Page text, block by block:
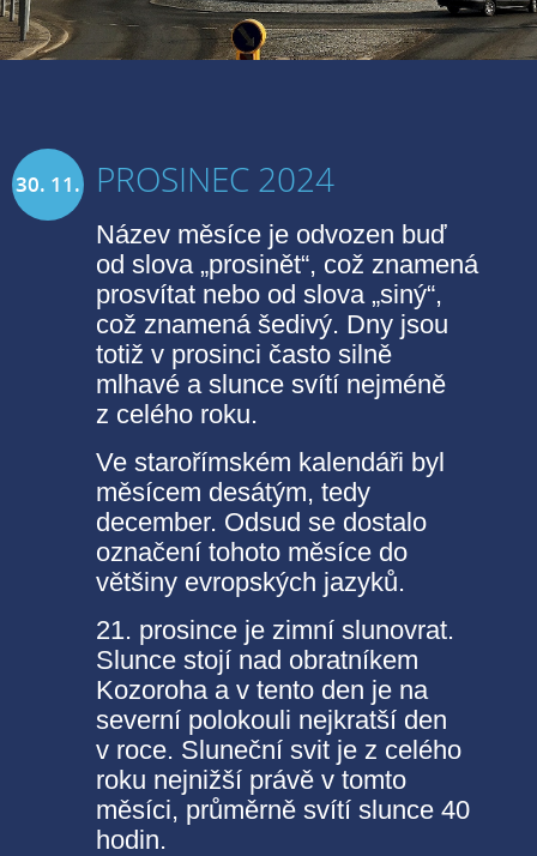
30. 11. PROSINEC 2024
Název měsíce je odvozen buď
od slova „prosinět“, což znamená
prosvítat nebo od slova „siný“,
což znamená šedivý. Dny jsou
totiž v prosinci často silně
mlhavé a slunce svítí nejméně
z celého roku.
Ve starořímském kalendáři byl
měsícem desátým, tedy
december. Odsud se dostalo
označení tohoto měsíce do
většiny evropských jazyků.
21. prosince je zimní slunovrat.
Slunce stojí nad obratníkem
Kozoroha a v tento den je na
severní polokouli nejkratší den
v roce. Sluneční svit je z celého
roku nejnižší právě v tomto
měsíci, průměrně svítí slunce 40
hodin.